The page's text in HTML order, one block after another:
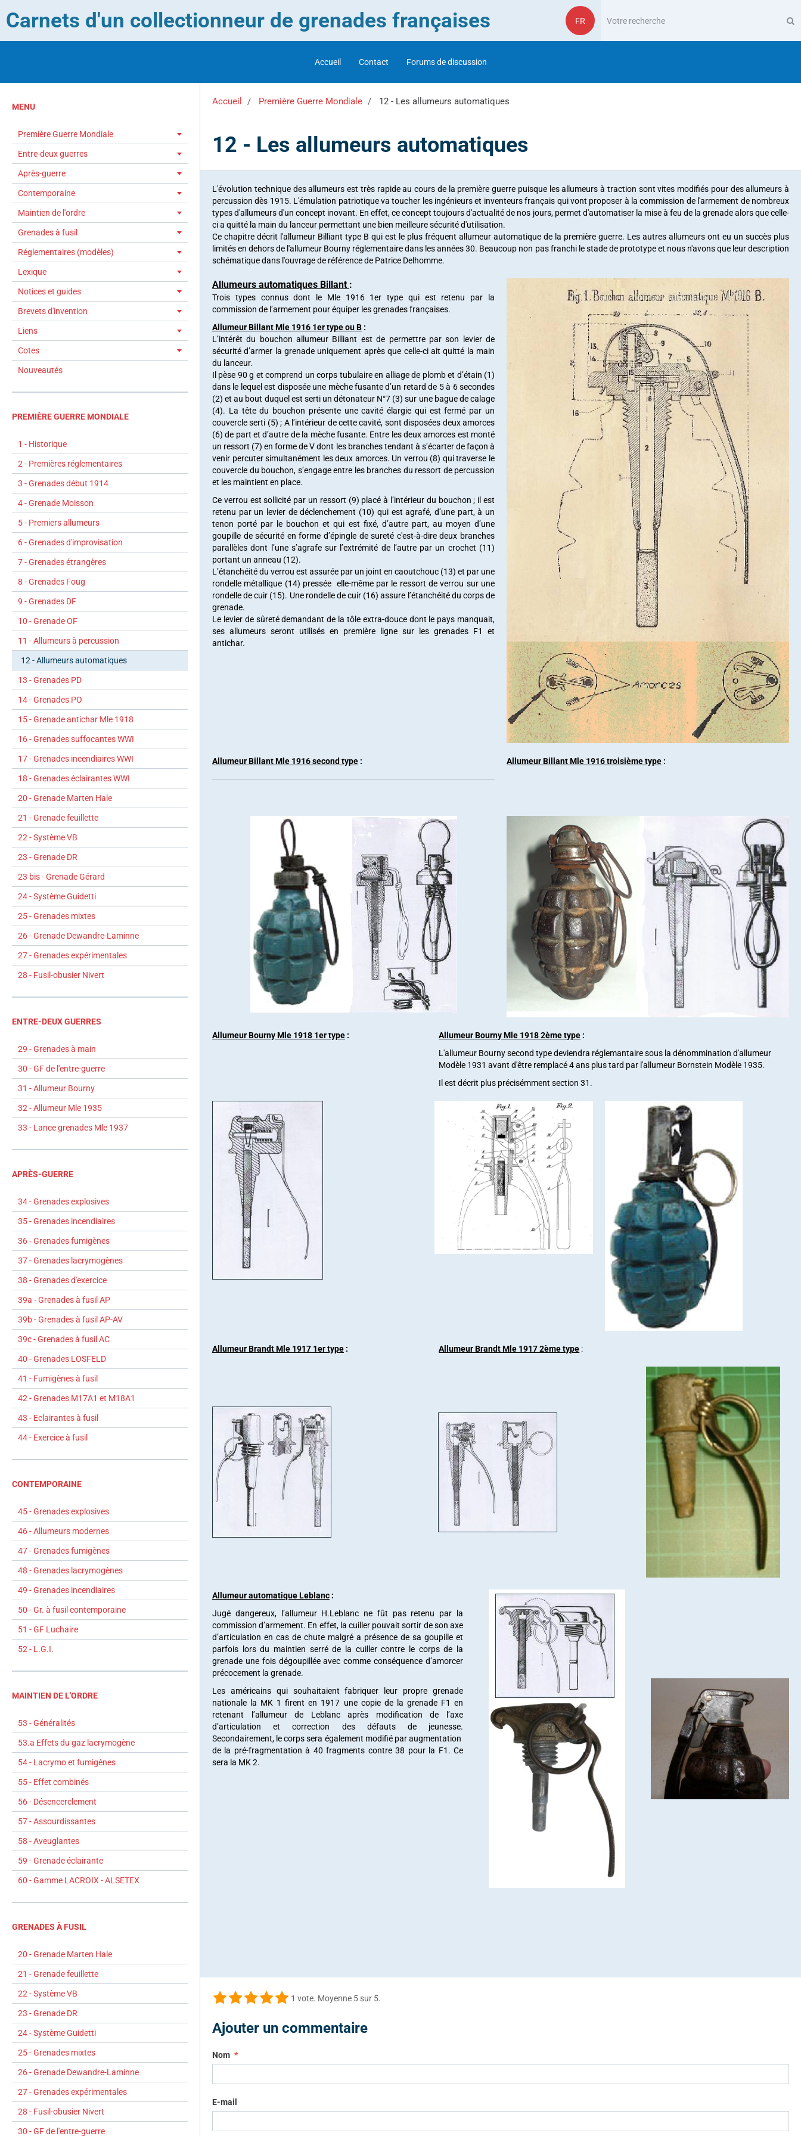
Carnets d'un collectionneur de grenades françaises FR
Accueil Contact Forums de discussion
Accueil Première Guerre Mondiale 12 - Les allumeurs automatiques
12 - Les allumeurs automatiques
L'évolution technique des allumeurs est très rapide au cours de la première guerre puisque les allumeurs à traction sont vites modifiés pour des allumeurs à
percussion dès 1915. L'émulation patriotique va toucher les ingénieurs et inventeurs français qui vont proposer à la commission de l'armement de nombreux
types d'allumeurs d'un concept inovant. En effet, ce concept toujours d'actualité de nos jours, permet d'automatiser la mise à feu de la grenade alors que celle-
ci a quitté la main du lanceur permettant une bien meilleure sécurité d'utilisation.
Ce chapitre décrit l'allumeur Billiant type B qui est le plus fréquent allumeur automatique de la première guerre. Les autres allumeurs ont eu un succès plus
limités en dehors de l'allumeur Bourny réglementaire dans les années 30. Beaucoup non pas franchi le stade de prototype et nous n'avons que leur description
schématique dans l'ouvrage de référence de Patrice Delhomme.
Allumeurs automatiques Billant :
Trois types connus dont le Mle 1916 1er type qui est retenu par la
commission de l’armement pour équiper les grenades françaises.
Allumeur Billant Mle 1916 1er type ou B :
L’intérêt du bouchon allumeur Billiant est de permettre par son levier de
sécurité d’armer la grenade uniquement après que celle-ci ait quitté la main
du lanceur.
Il pèse 90 g et comprend un corps tubulaire en alliage de plomb et d’étain (1)
dans le lequel est disposée une mèche fusante d’un retard de 5 à 6 secondes
(2) et au bout duquel est serti un détonateur N°7 (3) sur une bague de calage
(4). La tête du bouchon présente une cavité élargie qui est fermé par un
couvercle serti (5) ; A l’intérieur de cette cavité, sont disposées deux amorces
(6) de part et d’autre de la mèche fusante. Entre les deux amorces est monté
un ressort (7) en forme de V dont les branches tendant à s’écarter de façon à
venir percuter simultanément les deux amorces. Un verrou (8) qui traverse le
couvercle du bouchon, s’engage entre les branches du ressort de percussion
et les maintient en place.
Ce verrou est sollicité par un ressort (9) placé à l’intérieur du bouchon ; il est
retenu par un levier de déclenchement (10) qui est agrafé, d’une part, à un
tenon porté par le bouchon et qui est fixé, d’autre part, au moyen d’une
goupille de sécurité en forme d’épingle de sureté c'est-à-dire deux branches
parallèles dont l’une s’agrafe sur l’extrémité de l’autre par un crochet (11)
portant un anneau (12).
L’étanchéité du verrou est assurée par un joint en caoutchouc (13) et par une
rondelle métallique (14) pressée elle-même par le ressort de verrou sur une
rondelle de cuir (15). Une rondelle de cuir (16) assure l’étanchéité du corps de
grenade.
Le levier de sûreté demandant de la tôle extra-douce dont le pays manquait,
ses allumeurs seront utilisés en première ligne sur les grenades F1 et
antichar.
Allumeur Billant Mle 1916 secondtype : Allumeur Billant Mle 1916 troisièmetype :
Allumeur Bourny Mle 1918 1er type : Allumeur Bourny Mle 1918 2ème type :
L'allumeur Bourny second type deviendra réglemantaire sous la dénommination d'allumeur
Modèle 1931 avant d'être remplacé 4 ans plus tard par l'allumeur Bornstein Modèle 1935.
Il est décrit plus précisémment section 31.
Allumeur Brandt Mle 1917 1er type : Allumeur Brandt Mle 1917 2ème type :
Allumeur automatique Leblanc :
Jugé dangereux, l’allumeur H.Leblanc ne fût pas retenu par la
commission d’armement. En effet, la cuiller pouvait sortir de son axe
d’articulation en cas de chute malgré a présence de sa goupille et
parfois lors du maintien serré de la cuiller contre le corps de la
grenade une fois dégoupillée avec comme conséquence d’amorcer
précocement la grenade.
Les américains qui souhaitaient fabriquer leur propre grenade
nationale la MK 1 firent en 1917 une copie de la grenade F1 en
retenant l’allumeur de Leblanc après modification de l’axe
d’articulation et correction des défauts de jeunesse.
Secondairement, le corps sera également modifié par augmentation
de la pré-fragmentation à 40 fragments contre 38 pour la F1. Ce
sera la MK 2.
1 vote. Moyenne 5 sur 5.
Ajouter un commentaire
Nom
E-mail
MENU
Première Guerre Mondiale
Entre-deux guerres
Après-guerre
Contemporaine
Maintien de l'ordre
Grenades à fusil
Réglementaires (modèles)
Lexique
Notices et guides
Brevets d'invention
Liens
Cotes
Nouveautés
PREMIÈRE GUERRE MONDIALE
1 - Historique
2 - Premières réglementaires
3 - Grenades début 1914
4 - Grenade Moisson
5 - Premiers allumeurs
6 - Grenades d'improvisation
7 - Grenades étrangères
8 - Grenades Foug
9 - Grenades DF
10 - Grenade OF
11 - Allumeurs à percussion
12 - Allumeurs automatiques
13 - Grenades PD
14 - Grenades PO
15 - Grenade antichar Mle 1918
16 - Grenades suffocantes WWI
17 - Grenades incendiaires WWI
18 - Grenades éclairantes WWI
20 - Grenade Marten Hale
21 - Grenade feuillette
22 - Système VB
23 - Grenade DR
23 bis - Grenade Gérard
24 - Système Guidetti
25 - Grenades mixtes
26 - Grenade Dewandre-Laminne
27 - Grenades expérimentales
28 - Fusil-obusier Nivert
ENTRE-DEUX GUERRES
29 - Grenades à main
30 - GF de l'entre-guerre
31 - Allumeur Bourny
32 - Allumeur Mle 1935
33 - Lance grenades Mle 1937
APRÈS-GUERRE
34 - Grenades explosives
35 - Grenades incendiaires
36 - Grenades fumigènes
37 - Grenades lacrymogènes
38 - Grenades d'exercice
39a - Grenades à fusil AP
39b - Grenades à fusil AP-AV
39c - Grenades à fusil AC
40 - Grenades LOSFELD
41 - Fumigènes à fusil
42 - Grenades M17A1 et M18A1
43 - Eclairantes à fusil
44 - Exercice à fusil
CONTEMPORAINE
45 - Grenades explosives
46 - Allumeurs modernes
47 - Grenades fumigènes
48 - Grenades lacrymogènes
49 - Grenades incendiaires
50 - Gr. à fusil contemporaine
51 - GF Luchaire
52 - L.G.I.
MAINTIEN DE L'ORDRE
53 - Généralités
53.a Effets du gaz lacrymogène
54 - Lacrymo et fumigènes
55 - Effet combinés
56 - Désencerclement
57 - Assourdissantes
58 - Aveuglantes
59 - Grenade éclairante
60 - Gamme LACROIX - ALSETEX
GRENADES À FUSIL
20 - Grenade Marten Hale
21 - Grenade feuillette
22 - Système VB
23 - Grenade DR
24 - Système Guidetti
25 - Grenades mixtes
26 - Grenade Dewandre-Laminne
27 - Grenades expérimentales
28 - Fusil-obusier Nivert
30 - GF de l'entre-guerre